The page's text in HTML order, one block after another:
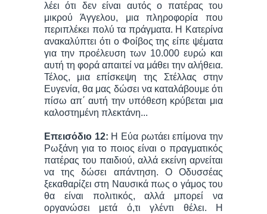
λέει ότι δεν είναι αυτός ο πατέρας του
μικρού Άγγελου, μια πληροφορία που
περιπλέκει πολύ τα πράγματα. Η Κατερίνα
ανακαλύπτει ότι ο Φοίβος της είπε ψέματα
για την προέλευση των 10.000 ευρώ και
αυτή τη φορά απαιτεί να μάθει την αλήθεια.
Τέλος, μια επίσκεψη της Στέλλας στην
Ευγενία, θα μας δώσει να καταλάβουμε ότι
πίσω απ΄ αυτή την υπόθεση κρύβεται μια
καλοστημένη πλεκτάνη...
Επεισόδιο 12: Η Εύα ρωτάει επίμονα την
Ρωξάνη για το ποιος είναι ο πραγματικός
πατέρας του παιδιού, αλλά εκείνη αρνείται
να της δώσει απάντηση. Ο Οδυσσέας
ξεκαθαρίζει στη Ναυσικά πως ο γάμος του
θα είναι πολιτικός, αλλά μπορεί να
οργανώσει μετά ό,τι γλέντι θέλει. Η